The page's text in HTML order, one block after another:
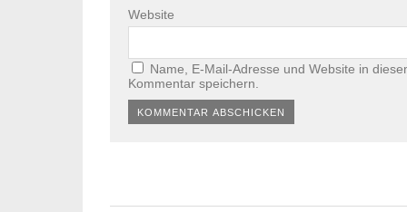
Website
Name, E-Mail-Adresse und Website in
Kommentar speichern.